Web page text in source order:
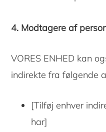
4. Modtagere af
VORES ENHED kan
indirekte fra følgende
[Tilføj enhver
har]